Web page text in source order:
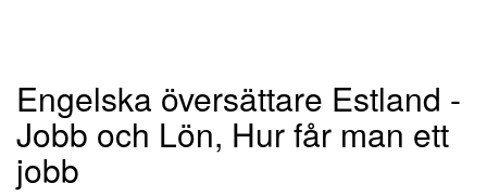
Engelska översättare Estland -
Jobb och Lön, Hur får man ett
jobb